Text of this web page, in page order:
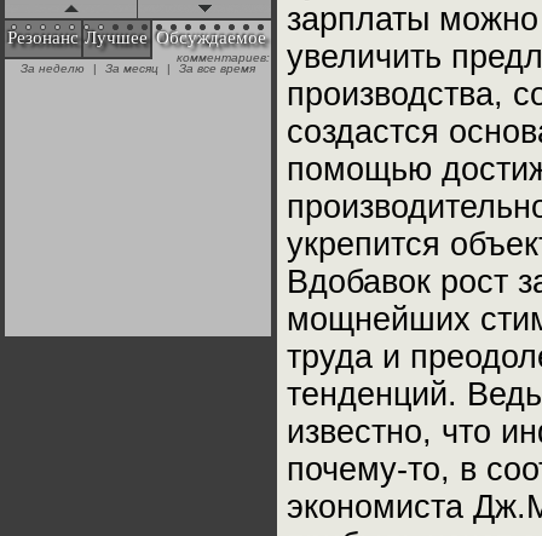
"Аркадий Коц" на
эгалите-фесте "Не
Резонанс Лучшее Обсуждаемое
комментариев:
За неделю
| За месяц | За все время
зарплаты можно
увеличить
производства,
создастся
помощью
укрепится
Вдобавок рост
мощнейших
труда и
тенденций.
известно, что
почему-то, в
экономиста